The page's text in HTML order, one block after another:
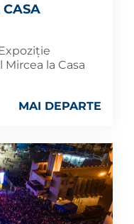
la Casa
MAI DEPARTE